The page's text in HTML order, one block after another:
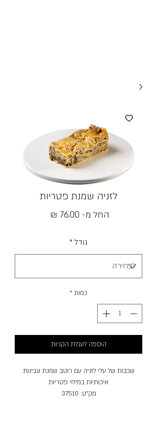
לזניה שמנת פטריות
החל מ- 76.00 ₪
גודל *
כמות *
הוספה לעגלת הקניות
שכבות של עלי לזניה עם רוטב שמנת וגבינות
איכותיות במילוי פטריות
מק"ט: 37510